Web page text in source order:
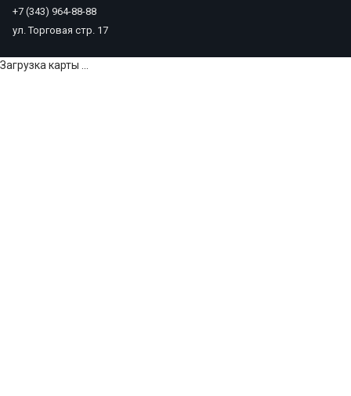
+7 (343) 964-88-88
ул. Торговая стр. 17
Загрузка карты ...